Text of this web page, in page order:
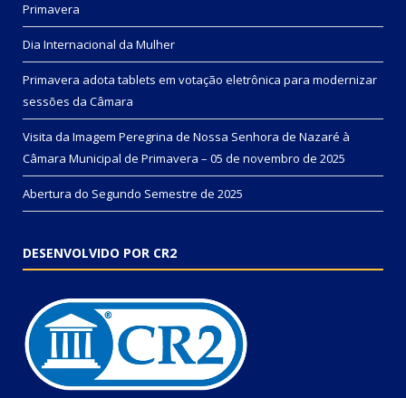
Primavera
Dia Internacional da Mulher
Primavera adota tablets em votação eletrônica para modernizar
sessões da Câmara
Visita da Imagem Peregrina de Nossa Senhora de Nazaré à
Câmara Municipal de Primavera – 05 de novembro de 2025
Abertura do Segundo Semestre de 2025
DESENVOLVIDO POR CR2